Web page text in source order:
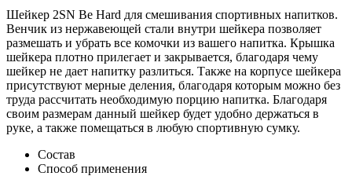
700ml
Шейкер 2SN Be Hard для смешивания спортивных напитков.
Венчик из нержавеющей стали внутри шейкера позволяет
размешать и убрать все комочки из вашего напитка. Крышка
шейкера плотно прилегает и закрывается, благодаря чему
шейкер не дает напитку разлиться. Также на корпусе шейкера
присутствуют мерные деления, благодаря которым можно без
труда рассчитать необходимую порцию напитка. Благодаря
своим размерам данный шейкер будет удобно держаться в
руке, а также помещаться в любую спортивную сумку.
Состав
Способ применения